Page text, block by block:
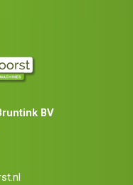
BV